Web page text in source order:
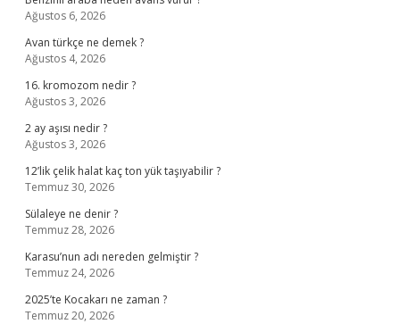
Ağustos 6, 2026
Avan türkçe ne demek ?
Ağustos 4, 2026
16. kromozom nedir ?
Ağustos 3, 2026
2 ay aşısı nedir ?
Ağustos 3, 2026
12’lik çelik halat kaç ton yük taşıyabilir ?
Temmuz 30, 2026
Sülaleye ne denir ?
Temmuz 28, 2026
Karasu’nun adı nereden gelmiştir ?
Temmuz 24, 2026
2025’te Kocakarı ne zaman ?
Temmuz 20, 2026